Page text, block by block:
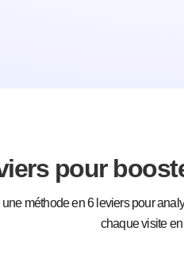
pour
méthode en 6 leviers pour
chaque visite